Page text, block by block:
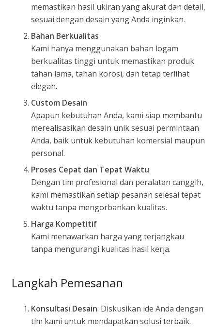
memastikan hasil ukiran yang akurat dan detail,
sesuai dengan desain yang Anda inginkan.
Bahan Berkualitas
Kami hanya menggunakan bahan logam
berkualitas tinggi untuk memastikan produk
tahan lama, tahan korosi, dan tetap terlihat
elegan.
Custom Desain
Apapun kebutuhan Anda, kami siap membantu
merealisasikan desain unik sesuai permintaan
Anda, baik untuk kebutuhan komersial maupun
personal.
Proses Cepat dan Tepat Waktu
Dengan tim profesional dan peralatan canggih,
kami memastikan setiap pesanan selesai tepat
waktu tanpa mengorbankan kualitas.
Harga Kompetitif
Kami menawarkan harga yang terjangkau
tanpa mengurangi kualitas hasil kerja.
Langkah Pemesanan
Konsultasi Desain: Diskusikan ide Anda dengan
tim kami untuk mendapatkan solusi terbaik.